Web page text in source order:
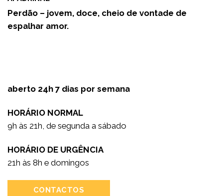
Perdão – jovem, doce, cheio de vontade de
espalhar amor.
aberto 24h 7 dias por semana
HORÁRIO NORMAL
9h às 21h, de segunda a sábado
HORÁRIO DE URGÊNCIA
21h às 8h e domingos
CONTACTOS